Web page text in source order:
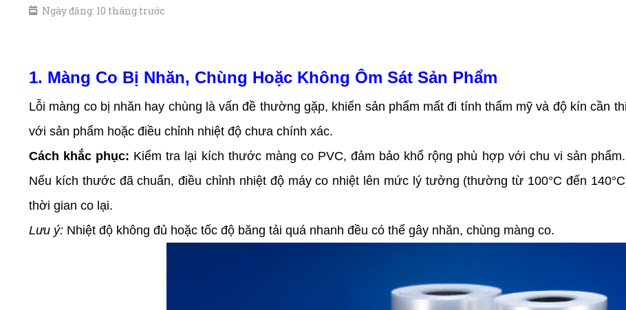
Ngày đăng: 10 tháng trước
1. Màng Co Bị Nhăn, Chùng Hoặc Không Ôm Sát Sản Phẩm
Lỗi màng co bị nhăn hay chùng là vấn đề thường gặp, khiến sản phẩm mất đi tính thẩm mỹ và độ kín cần
với sản phẩm hoặc điều chỉnh nhiệt độ chưa chính xác.
Cách khắc phục: Kiểm tra lại kích thước màng co PVC, đảm bảo khổ rộng phù hợp với chu vi sản
Nếu kích thước đã chuẩn, điều chỉnh nhiệt độ máy co nhiệt lên mức lý tưởng (thường từ 100°C đến
thời gian co lại.
Lưu ý: Nhiệt độ không đủ hoặc tốc độ băng tải quá nhanh đều có thể gây nhăn, chùng màng co.